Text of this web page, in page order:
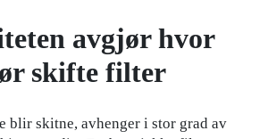
avgjør hvor
skifte filter
blir skitne, avhenger i stor grad av